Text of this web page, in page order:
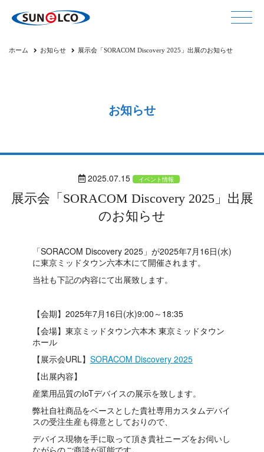
ホーム お知らせ 展示会「SORACOM Discovery 2025」出展のお知らせ
お知らせ
2025.07.15 イベント情報
展示会「SORACOM Discovery 2025」出展
のお知らせ
「SORACOM Discovery 2025」が2025年7月16日(水)
に東京ミッドタウン六本木にて開催されます。
当社も下記の内容にて出展致します。
【会期】2025年7月16日(水)9:00～18:35
【会場】東京ミッドタウン六本木 東京ミッドタウン
ホール
【展示会URL】 SORACOM Discovery 2025
【出展内容】
産業用品質のIoTデバイスの展示を致します。
弊社自社商品をベースとした貴社専用カスタムデバイ
スの受注生産も得意としておりので、
デバイス現物を手に取って頂き貴社ニーズをお伺いし
ながらのご商談が可能です。